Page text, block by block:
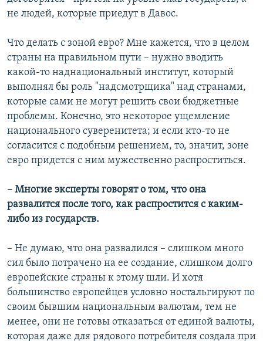
не людей, которые приедут в Давос.
Что делать с зоной евро? Мне кажется, что в целом
страны на правильном пути – нужно вводить
какой-то наднациональный институт, который
выполнял бы роль "надсмотрщика" над странами,
которые сами не могут решить свои бюджетные
проблемы. Конечно, это некоторое ущемление
национального суверенитета; и если кто-то не
согласится с подобным решением, то, значит, зоне
евро придется с ним мужественно распроститься.
– Многие эксперты говорят о том, что она
развалится после того, как распростится с каким-
либо из государств.
– Не думаю, что она развалился – слишком много
сил было потрачено на ее создание, слишком долго
европейские страны к этому шли. И хотя
большинство европейцев условно ностальгируют по
своим бывшим национальным валютам, тем не
менее, они не готовы отказаться от единой валюты,
которая даже для рядового потребителя создала при